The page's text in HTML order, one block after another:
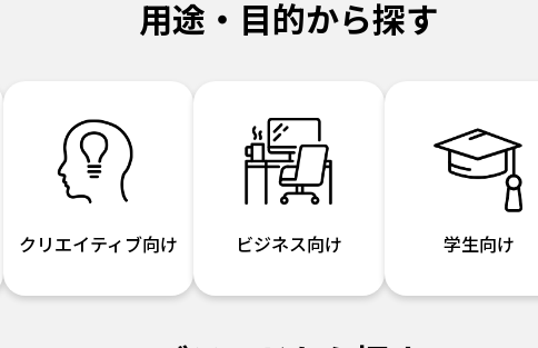
用途・目的から探す
クリエイティブ向け ビジネス向け 学生向け